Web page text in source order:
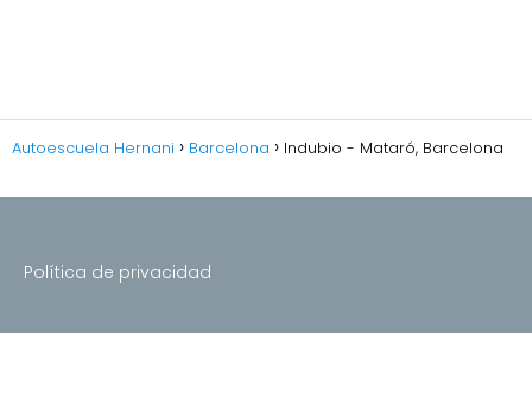
Autoescuela Hernani Barcelona Indubio - Mataró, Barcelona
Política de privacidad